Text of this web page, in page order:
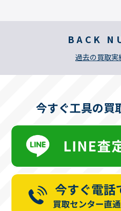
BACK
過去の買取実
今すぐ工具の買